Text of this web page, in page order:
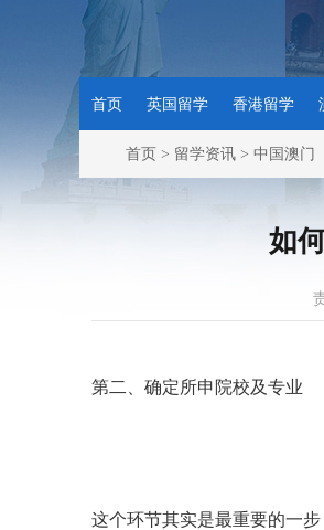
首页 英国留学 香港留学
首页 > 留学资讯 > 中国澳门
如
第二、确定所申院校及专业
这个环节其实是最重要的一